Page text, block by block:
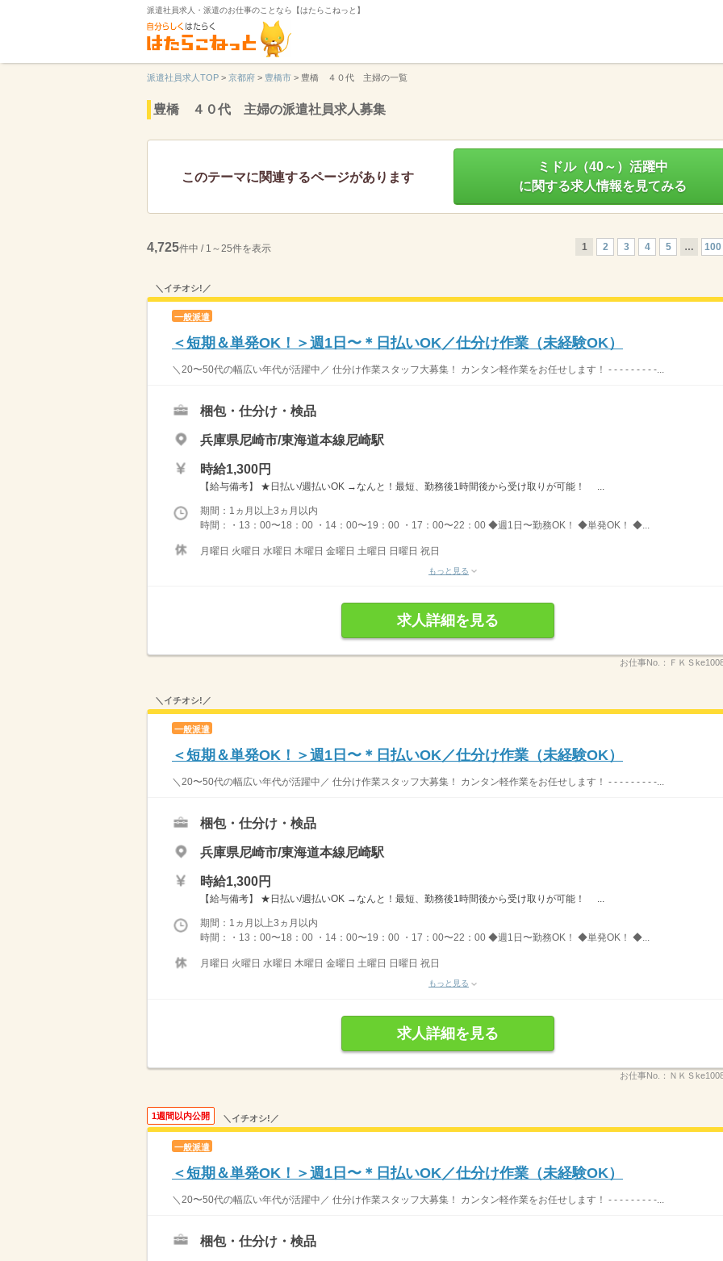
派遣社員求人・派遣のお仕事のことなら【はたらこねっと】
派遣社員求人TOP > 京都府 > 豊橋市 > 豊橋 ４０代 主婦の一覧
豊橋 ４０代 主婦の派遣社員求人募集
このテーマに関連するページがあります
ミドル（40～）活躍中
に関する求人情報を見てみる
4,725件中 / 1～25件を表示 1 2 3 4 5 … 100
＼イチオシ!／
一般派遣
＜短期＆単発OK！＞週1日〜＊日払いOK／仕分け作業（未経験OK）
＼20〜50代の幅広い年代が活躍中／ 仕分け作業スタッフ大募集！ カンタン軽作業をお任せします！ - - - - - - - - -...
梱包・仕分け・検品
兵庫県尼崎市/東海道本線尼崎駅
時給1,300円
【給与備考】 ★日払い/週払いOK →なんと！最短、勤務後1時間後から受け取りが可能！ ...
期間：1ヵ月以上3ヵ月以内
時間：・13：00〜18：00 ・14：00〜19：00 ・17：00〜22：00 ◆週1日〜勤務OK！ ◆単発OK！ ◆...
月曜日 火曜日 水曜日 木曜日 金曜日 土曜日 日曜日 祝日
もっと見る
求人詳細を見る
お仕事No.： ＦＫＳ
＼イチオシ!／
一般派遣
＜短期＆単発OK！＞週1日〜＊日払いOK／仕分け作業（未経験OK）
＼20〜50代の幅広い年代が活躍中／ 仕分け作業スタッフ大募集！ カンタン軽作業をお任せします！ - - - - - - - - -...
梱包・仕分け・検品
兵庫県尼崎市/東海道本線尼崎駅
時給1,300円
【給与備考】 ★日払い/週払いOK →なんと！最短、勤務後1時間後から受け取りが可能！ ...
期間：1ヵ月以上3ヵ月以内
時間：・13：00〜18：00 ・14：00〜19：00 ・17：00〜22：00 ◆週1日〜勤務OK！ ◆単発OK！ ◆...
月曜日 火曜日 水曜日 木曜日 金曜日 土曜日 日曜日 祝日
もっと見る
求人詳細を見る
お仕事No.： ＮＫＳ
1週間以内公開 ＼イチオシ!／
一般派遣
＜短期＆単発OK！＞週1日〜＊日払いOK／仕分け作業（未経験OK）
＼20〜50代の幅広い年代が活躍中／ 仕分け作業スタッフ大募集！ カンタン軽作業をお任せします！ - - - - - - - - -...
梱包・仕分け・検品